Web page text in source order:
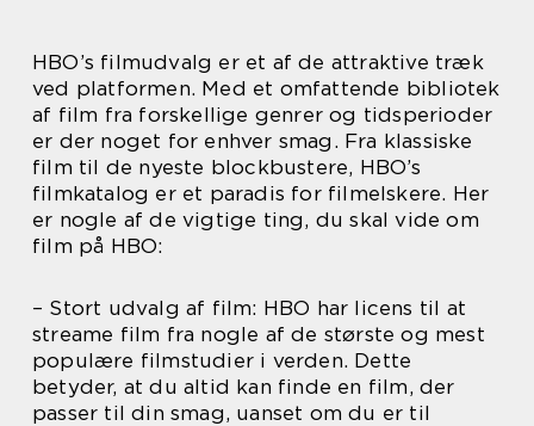
HBO’s filmudvalg er et af de attraktive træk
ved platformen. Med et omfattende bibliotek
af film fra forskellige genrer og tidsperioder
er der noget for enhver smag. Fra klassiske
film til de nyeste blockbustere, HBO’s
filmkatalog er et paradis for filmelskere. Her
er nogle af de vigtige ting, du skal vide om
film på HBO:
– Stort udvalg af film: HBO har licens til at
streame film fra nogle af de største og mest
populære filmstudier i verden. Dette
betyder, at du altid kan finde en film, der
passer til din smag, uanset om du er til